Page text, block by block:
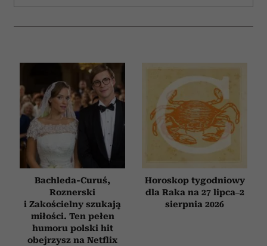
Bachleda-Curuś,
Roznerski
i Zakościelny szukają
miłości. Ten pełen
humoru polski hit
obejrzysz na Netflix
Horoskop tygodniowy
dla Raka na 27 lipca–2
sierpnia 2026